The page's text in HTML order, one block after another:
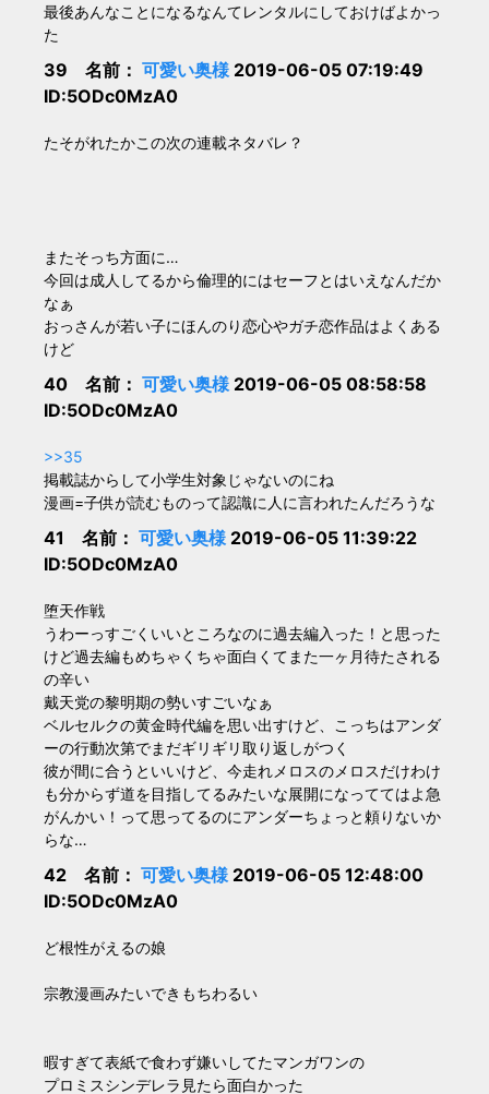
最後あんなことになるなんてレンタルにしておけばよかっ
た
39 名前： 可愛い奥様2019-06-05 07:19:49
ID:5ODc0MzA0
たそがれたかこの次の連載ネタバレ？
またそっち方面に…
今回は成人してるから倫理的にはセーフとはいえなんだか
なぁ
おっさんが若い子にほんのり恋心やガチ恋作品はよくある
けど
40 名前： 可愛い奥様2019-06-05 08:58:58
ID:5ODc0MzA0
>>35
掲載誌からして小学生対象じゃないのにね
漫画=子供が読むものって認識に人に言われたんだろうな
41 名前： 可愛い奥様2019-06-05 11:39:22
ID:5ODc0MzA0
堕天作戦
うわーっすごくいいところなのに過去編入った！と思った
けど過去編もめちゃくちゃ面白くてまた一ヶ月待たされる
の辛い
戴天党の黎明期の勢いすごいなぁ
ベルセルクの黄金時代編を思い出すけど、こっちはアンダ
ーの行動次第でまだギリギリ取り返しがつく
彼が間に合うといいけど、今走れメロスのメロスだけわけ
も分からず道を目指してるみたいな展開になっててはよ急
がんかい！って思ってるのにアンダーちょっと頼りないか
らな…
42 名前： 可愛い奥様2019-06-05 12:48:00
ID:5ODc0MzA0
ど根性がえるの娘
宗教漫画みたいできもちわるい
暇すぎて表紙で食わず嫌いしてたマンガワンの
プロミスシンデレラ見たら面白かった